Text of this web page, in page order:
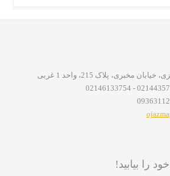
مخبری، پلاک 215، واحد 1 غربی
را بیابید!